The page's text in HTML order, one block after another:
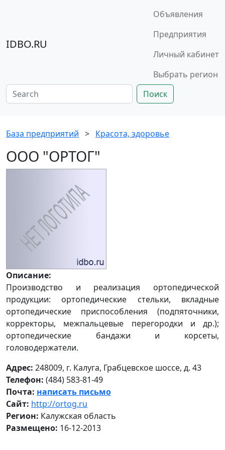
IDBO.RU
Объявления
Предприятия
Личный кабинет
Выбрать регион
Поиск
База предприятий > Красота, здоровье
ООО "ОРТОГ"
Описание:
Производство и реализация ортопедической
продукции: ортопедические стельки, вкладные
ортопедические приспособления (подпяточники,
корректоры, межпальцевые перегородки и др.);
ортопедические бандажи и корсеты,
головодержатели.
Адрес: 248009, г. Калуга, Грабцевское шоссе, д. 43
Телефон: (484) 583-81-49
Почта: написать письмо
Сайт: http://ortog.ru
Регион: Калужская область
Размещено: 16-12-2013